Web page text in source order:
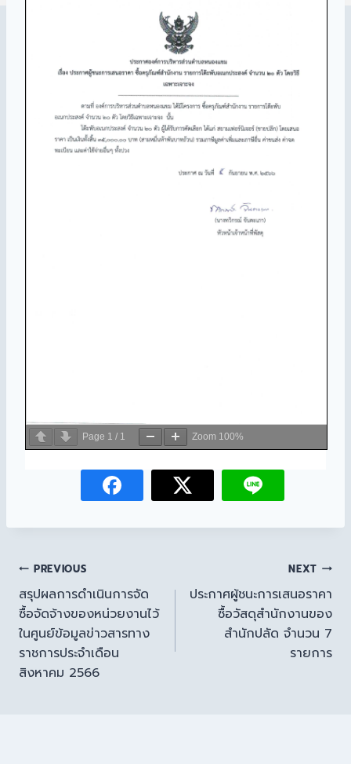
Page 1 / 1 Zoom 100%
PREVIOUS
สรุปผลการดำเนินการจัด
ซื้อจัดจ้างของหน่วยงานไว้
ในศูนย์ข้อมูลข่าวสารทาง
ราชการประจำเดือน
สิงหาคม 2566
NEXT
ประกาศผู้ชนะการเสนอราคา
ซื้อวัสดุสำนักงานของ
สำนักปลัด จำนวน 7
รายการ